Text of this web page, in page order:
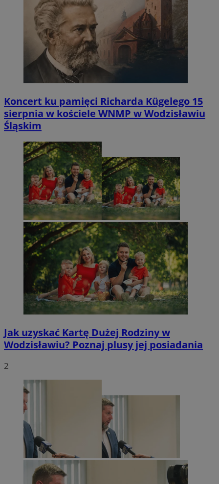
Koncert ku pamięci Richarda Kügelego 15
sierpnia w kościele WNMP w Wodzisławiu
Śląskim
Jak uzyskać Kartę Dużej Rodziny w
Wodzisławiu? Poznaj plusy jej posiadania
2